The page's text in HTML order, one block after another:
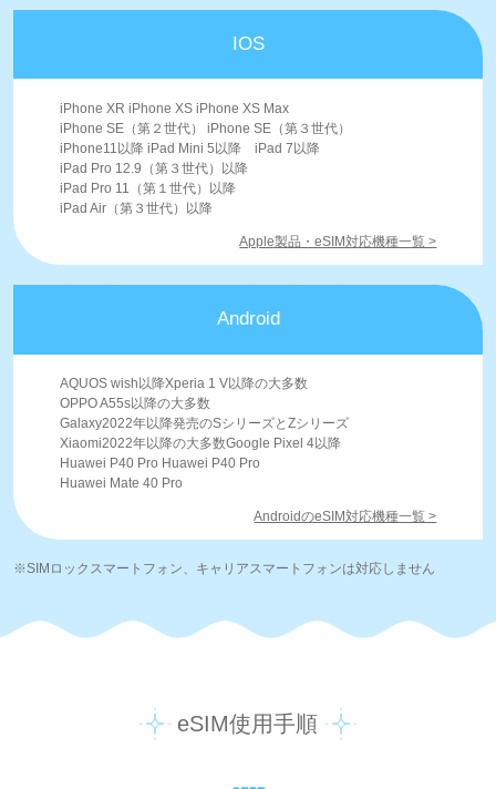
IOS
iPhone XR iPhone XS iPhone XS Max
iPhone SE（第２世代） iPhone SE（第３世代）
iPhone11以降 iPad Mini 5以降 iPad 7以降
iPad Pro 12.9（第３世代）以降
iPad Pro 11（第１世代）以降
iPad Air（第３世代）以降
Apple製品・eSIM対応機種一覧 >
Android
AQUOS wish以降Xperia 1 V以降の大多数
OPPO A55s以降の大多数
Galaxy2022年以降発売のSシリーズとZシリーズ
Xiaomi2022年以降の大多数Google Pixel 4以降
Huawei P40 Pro Huawei P40 Pro
Huawei Mate 40 Pro
AndroidのeSIM対応機種一覧 >
※SIMロックスマートフォン、キャリアスマートフォンは対応しません
eSIM使用手順